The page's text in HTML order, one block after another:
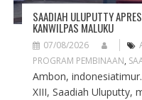
SAADIAH ULUPUTTY
KANWILPAS MALUKU
07/08/2026
PROGRAM PEMBINAAN,
Ambon,
XIII, Saadiah Uluputty,